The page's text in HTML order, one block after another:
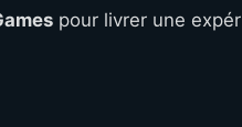
pour livrer une